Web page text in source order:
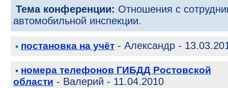
Тема конференции: Отношения с
автомобильной инспекции.
постановка на учёт - Александр -
номера телефонов ГИБДД Ростовской
области - Валерий - 11.04.2010